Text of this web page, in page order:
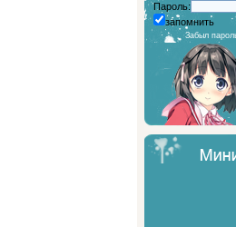
Пароль:
запомнить
Забыл